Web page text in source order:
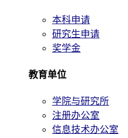
本科申请
研究生申请
奖学金
教育单位
学院与研究所
注册办公室
信息技术办公室